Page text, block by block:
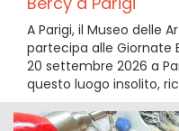
A Parigi, il Museo delle
partecipa alle Giornate
20 settembre 2026 a
questo luogo insolito,